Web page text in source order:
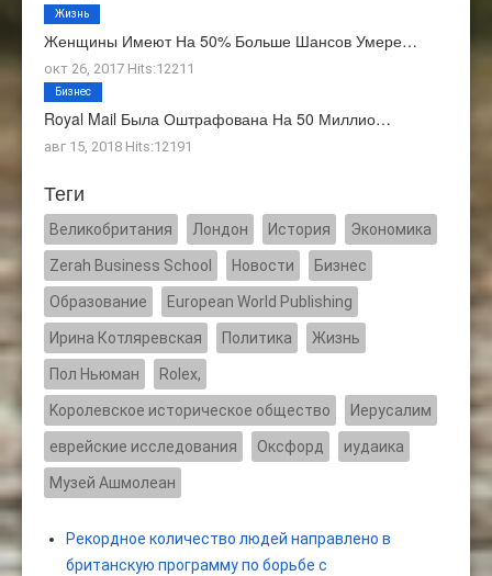
Женщины Имеют На 50% Больше Шансов Умере…
окт 26, 2017 Hits:12211
Жизнь
Royal Mail Была Оштрафована На 50 Миллио…
авг 15, 2018 Hits:12191
Бизнес
Теги
Великобритания Лондон История Экономика
Zerah Business School Новости Бизнес
Образование European World Publishing
Ирина Котляревская Политика Жизнь
Пол Ньюман Rolex,
Kоролевское историческое общество Иерусалим
еврейские исследования Оксфорд иудаика
Музей Ашмолеан
Рекордное количество людей направлено в
британскую программу по борьбе с